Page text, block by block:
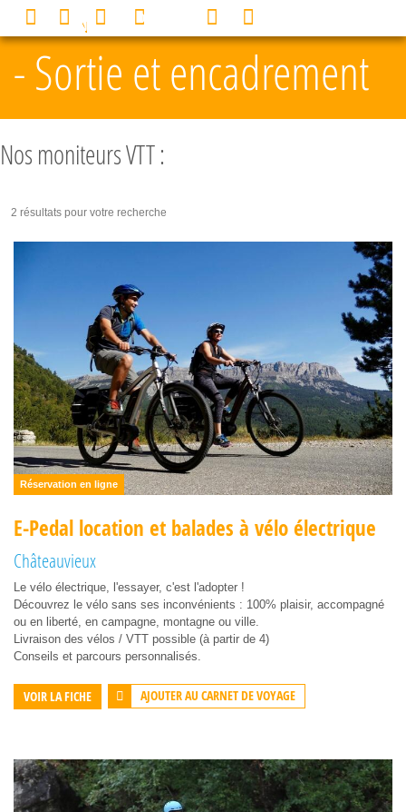
- Sortie et encadrement
Nos moniteurs VTT :
2 résultats pour votre recherche
Réservation en ligne
E-Pedal location et balades à vélo électrique
Châteauvieux
Le vélo électrique, l'essayer, c'est l'adopter !
Découvrez le vélo sans ses inconvénients : 100% plaisir, accompagné
ou en liberté, en campagne, montagne ou ville.
Livraison des vélos / VTT possible (à partir de 4)
Conseils et parcours personnalisés.
VOIR LA FICHE AJOUTER AU CARNET DE VOYAGE
MENU 0
Panneau de gestion des cookies